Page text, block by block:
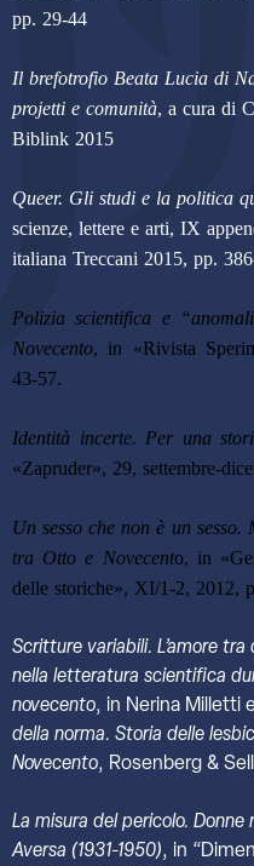
pp. 29-44
Il brefotrofio Beata Lucia di
projetti e comunità, a cura di
Biblink 2015
Queer. Gli studi e la politica
scienze, lettere e arti, IX
italiana Treccani 2015, pp.
Polizia scientifica e
Novecento, in «Rivista
43-57.
Identità incerte. Per una
«Zapruder», 29, settembre-
Un sesso che non è un
tra Otto e Novecento, in «
delle storiche», XI/1-2, 2012,
Scritture variabili. L’amore
nella letteratura scientifica
novecento, in Nerina Milletti
della norma. Storia delle
Novecento, Rosenberg &
La misura del pericolo.
Aversa (1931-1950), in